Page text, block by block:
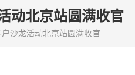
动北京站圆满收官
户沙龙活动北京站圆满收官